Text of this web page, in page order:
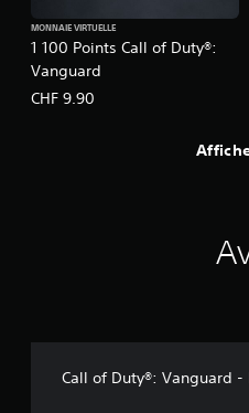
1 100 Points Call of Duty®:
Vanguard
MONNAIE VIRTUELLE
CHF 9.90
Call of Duty®: Vanguard